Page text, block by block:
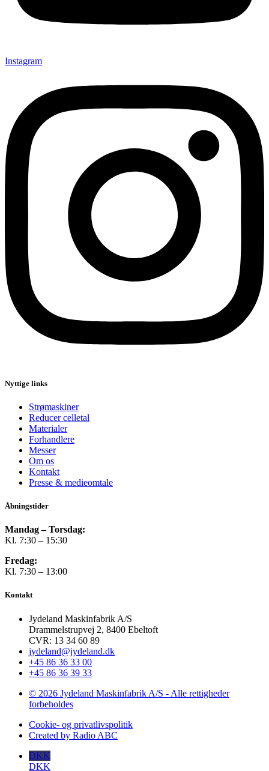
Instagram
Nyttige links
Strømaskiner
Reducer celletal
Materialer
Forhandlere
Messer
Om os
Kontakt
Presse & medieomtale
Åbningstider
Mandag – Torsdag:
Kl. 7:30 – 15:30
Fredag:
Kl. 7:30 – 13:00
Kontakt
Jydeland Maskinfabrik A/S
Drammelstrupvej 2, 8400 Ebeltoft
CVR: 13 34 60 89
jydeland@jydeland.dk
+45 86 36 33 00
+45 86 36 39 33
© 2026 Jydeland Maskinfabrik A/S - Alle rettigheder
forbeholdes
Cookie- og privatlivspolitik
Created by Radio ABC
DKK
DKK